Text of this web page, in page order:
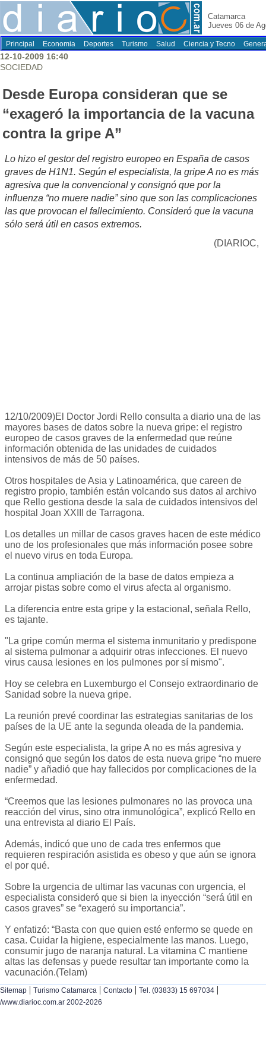
Catamarca
Jueves 06 de
Principal Economia Deportes Turismo Salud Ciencia y Tecno
12-10-2009 16:40
SOCIEDAD
Desde Europa consideran que se
“exageró la importancia de la vacuna
contra la gripe A”
Lo hizo el gestor del registro europeo en España de casos
graves de H1N1. Según el especialista, la gripe A no es más
agresiva que la convencional y consignó que por la
influenza “no muere nadie” sino que son las complicaciones
las que provocan el fallecimiento. Consideró que la vacuna
sólo será útil en casos extremos.
(DIARIOC,
12/10/2009)El Doctor Jordi Rello consulta a diario una de las
mayores bases de datos sobre la nueva gripe: el registro
europeo de casos graves de la enfermedad que reúne
información obtenida de las unidades de cuidados
intensivos de más de 50 países.
Otros hospitales de Asia y Latinoamérica, que careen de
registro propio, también están volcando sus datos al archivo
que Rello gestiona desde la sala de cuidados intensivos del
hospital Joan XXIII de Tarragona.
Los detalles un millar de casos graves hacen de este médico
uno de los profesionales que más información posee sobre
el nuevo virus en toda Europa.
La continua ampliación de la base de datos empieza a
arrojar pistas sobre como el virus afecta al organismo.
La diferencia entre esta gripe y la estacional, señala Rello,
es tajante.
"La gripe común merma el sistema inmunitario y predispone
al sistema pulmonar a adquirir otras infecciones. El nuevo
virus causa lesiones en los pulmones por sí mismo".
Hoy se celebra en Luxemburgo el Consejo extraordinario de
Sanidad sobre la nueva gripe.
La reunión prevé coordinar las estrategias sanitarias de los
países de la UE ante la segunda oleada de la pandemia.
Según este especialista, la gripe A no es más agresiva y
consignó que según los datos de esta nueva gripe “no muere
nadie” y añadió que hay fallecidos por complicaciones de la
enfermedad.
“Creemos que las lesiones pulmonares no las provoca una
reacción del virus, sino otra inmunológica”, explicó Rello en
una entrevista al diario El País.
Además, indicó que uno de cada tres enfermos que
requieren respiración asistida es obeso y que aún se ignora
el por qué.
Sobre la urgencia de ultimar las vacunas con urgencia, el
especialista consideró que si bien la inyección “será útil en
casos graves” se “exageró su importancia”.
Y enfatizó: “Basta con que quien esté enfermo se quede en
casa. Cuidar la higiene, especialmente las manos. Luego,
consumir jugo de naranja natural. La vitamina C mantiene
altas las defensas y puede resultar tan importante como la
vacunación.(Telam)
Sitemap | Turismo Catamarca | Contacto | Tel. (03833) 15 697034 |
/www.diarioc.com.ar 2002-2026